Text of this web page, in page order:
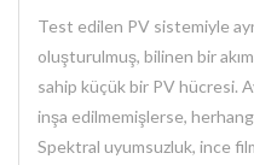
Test edilen PV sistemiyle
oluşturulmuş, bilinen bir
sahip küçük bir PV hücresi.
inşa edilmemişlerse,
Spektral uyumsuzluk, ince